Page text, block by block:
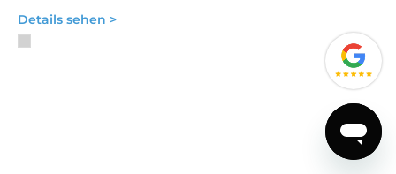
Details sehen >